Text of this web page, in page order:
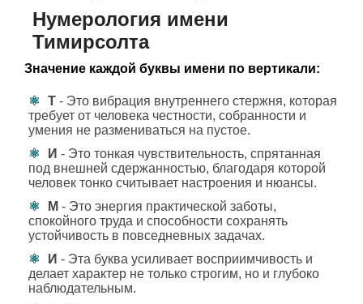
Нумерология имени
Тимирсолта
Значение каждой буквы имени по вертикали:
Т - Это вибрация внутреннего стержня, которая
требует от человека честности, собранности и
умения не размениваться на пустое.
И - Это тонкая чувствительность, спрятанная
под внешней сдержанностью, благодаря которой
человек тонко считывает настроения и нюансы.
М - Это энергия практической заботы,
спокойного труда и способности сохранять
устойчивость в повседневных задачах.
И - Эта буква усиливает восприимчивость и
делает характер не только строгим, но и глубоко
наблюдательным.